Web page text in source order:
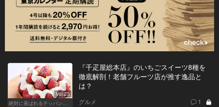
Vol.23
絶対に喜ばれるテッパン手土産
『千疋屋総本店』のいちごスイーツ8種を
徹底解剖！老舗フルーツ店が推す逸品と
は？
グルメ 1